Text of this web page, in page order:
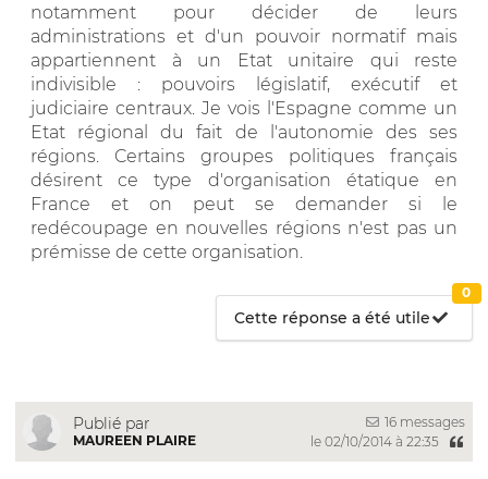
notamment pour décider de leurs
administrations et d'un pouvoir normatif mais
appartiennent à un Etat unitaire qui reste
indivisible : pouvoirs législatif, exécutif et
judiciaire centraux. Je vois l'Espagne comme un
Etat régional du fait de l'autonomie des ses
régions. Certains groupes politiques français
désirent ce type d'organisation étatique en
France et on peut se demander si le
redécoupage en nouvelles régions n'est pas un
prémisse de cette organisation.
Cette réponse a été utile
0
Publié par
MAUREEN PLAIRE
16 messages
le 02/10/2014 à 22:35